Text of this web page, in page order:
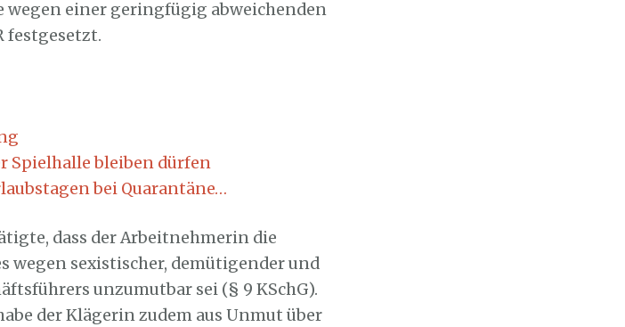
wegen einer geringfügig abweichenden
festgesetzt.
Spielhalle bleiben dürfen
bei Quarantäne…
dass der Arbeitnehmerin die
wegen sexistischer, demütigender und
unzumutbar sei (§ 9 KSchG).
der Klägerin zudem aus Unmut über